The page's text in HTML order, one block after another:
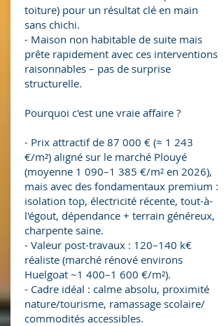
toiture) pour un résultat clé en main
sans chichi.
- Maison non habitable de suite mais
prête rapidement avec ces interventions
raisonnables – pas de surprise
structurelle.
Pourquoi c'est une vraie affaire ?
- Prix attractif de 87 000 € (≈ 1 243
€/m²) aligné sur le marché Plouyé
(moyenne 1 090–1 385 €/m² en 2026),
mais avec des fondamentaux premium :
isolation top, électricité récente, tout-à-
l'égout, dépendance + terrain généreux,
charpente saine.
- Valeur post-travaux : 120–140 k€
réaliste (marché rénové environs
Huelgoat ~1 400–1 600 €/m²).
- Cadre idéal : calme absolu, proximité
nature/tourisme, ramassage scolaire/
commodités accessibles.